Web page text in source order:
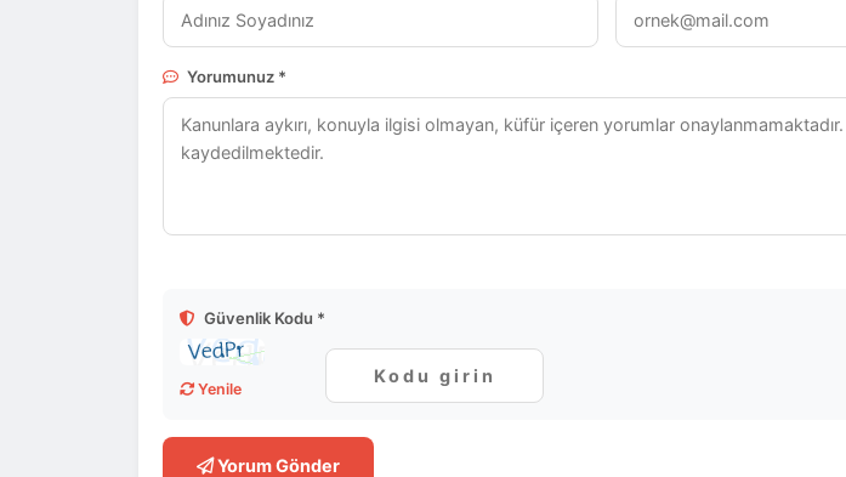
Yorumunuz *
Güvenlik Kodu *
Yenile
Yorum Gönder